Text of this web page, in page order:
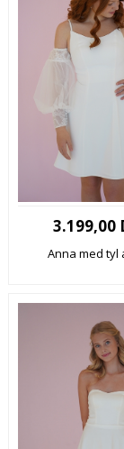
3.199,00
Anna med